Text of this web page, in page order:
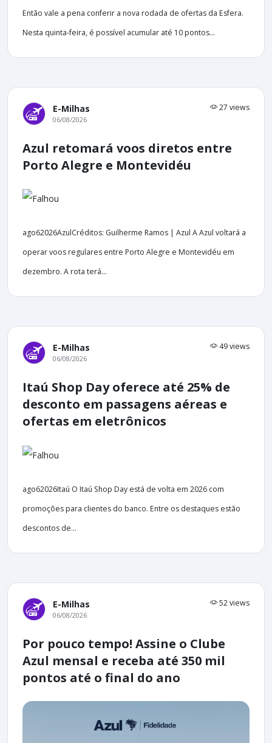
Então vale a pena conferir a nova rodada de ofertas da Esfera.
Nesta quinta-feira, é possível acumular até 10 pontos...
E-Milhas 27 views
06/08/2026
Azul retomará voos diretos entre
Porto Alegre e Montevidéu
ago62026AzulCréditos: Guilherme Ramos | Azul A Azul voltará a
operar voos regulares entre Porto Alegre e Montevidéu em
dezembro. A rota terá...
E-Milhas 49 views
06/08/2026
Itaú Shop Day oferece até 25% de
desconto em passagens aéreas e
ofertas em eletrônicos
ago62026Itaú O Itaú Shop Day está de volta em 2026 com
promoções para clientes do banco. Entre os destaques estão
descontos de...
E-Milhas 52 views
06/08/2026
Por pouco tempo! Assine o Clube
Azul mensal e receba até 350 mil
pontos até o final do ano